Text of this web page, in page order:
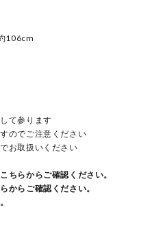
106cm
て参ります
のでご注意ください
お取扱いください
ちらからご確認ください。
からご確認ください。